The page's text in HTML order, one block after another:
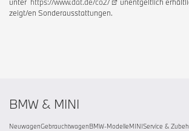
zeigt/en Sonderausstattungen.
BMW & MINI
NeuwagenGebrauchtwagenBMW-ModelleMINIService &